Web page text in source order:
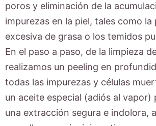
poros y eliminación de la
impurezas en la piel, tales como
excesiva de grasa o los temidos
En el paso a paso, de la limpieza
realizamos un peeling en
todas las impurezas y células
un aceite especial (adiós al vapor)
una extracción segura e indolora,